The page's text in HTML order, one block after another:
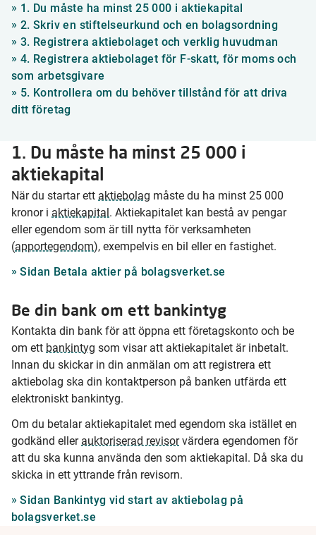
» 1. Du måste ha minst 25 000 i aktiekapital
» 2. Skriv en stiftelseurkund och en bolagsordning
» 3. Registrera aktiebolaget och verklig huvudman
» 4. Registrera aktiebolaget för F-skatt, för moms och
som arbetsgivare
» 5. Kontrollera om du behöver tillstånd för att driva
ditt företag
1. Du måste ha minst 25 000 i
aktiekapital
När du startar ett aktiebolag måste du ha minst 25 000
kronor i aktiekapital. Aktiekapitalet kan bestå av pengar
eller egendom som är till nytta för verksamheten
(apportegendom), exempelvis en bil eller en fastighet.
Sidan Betala aktier på bolagsverket.se
Be din bank om ett bankintyg
Kontakta din bank för att öppna ett företagskonto och be
om ett bankintyg som visar att aktiekapitalet är inbetalt.
Innan du skickar in din anmälan om att registrera ett
aktiebolag ska din kontaktperson på banken utfärda ett
elektroniskt bankintyg.
Om du betalar aktiekapitalet med egendom ska istället en
godkänd eller auktoriserad revisorvärdera egendomen för
att du ska kunna använda den som aktiekapital. Då ska du
skicka in ett yttrande från revisorn.
Sidan Bankintyg vid start av aktiebolag på
bolagsverket.se